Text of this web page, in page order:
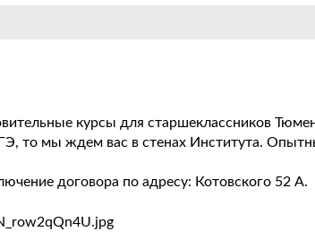
курсы для старшеклассников
то мы ждем вас в стенах Института.
договора по адресу: Котовского 52 А.